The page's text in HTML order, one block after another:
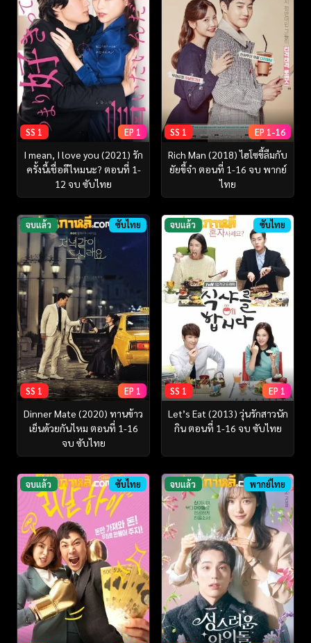
SS 1 EP 1
I mean, I love you (2021) รัก
ครั้งนี้เชื่อดีไหมนะ? ตอนที่ 1-
12 จบ ซับไทย
SS 1 EP 1-16
Rich Man (2018) ไฮโซขี้ลืมกับ
ยัยขี้จำ ตอนที่ 1-16 จบ พากย์
ไทย
จบแล้ว ซับไทย
SS 1 EP 1
Dinner Mate (2020) ทานข้าว
เย็นด้วยกันไหม ตอนที่ 1-16
จบ ซับไทย
จบแล้ว ซับไทย
SS 1 EP 1
Let’s Eat (2013) วุ่นรักสาวนัก
กิน ตอนที่ 1-16 จบ ซับไทย
จบแล้ว ซับไทย จบแล้ว พากย์ไทย